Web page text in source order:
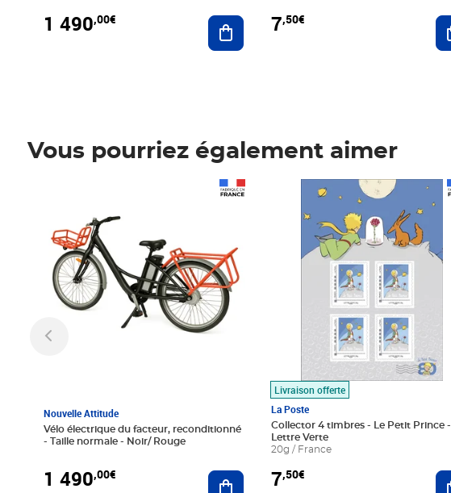
1 490,00€ Ajouter au panier
7,50€
Vous pourriez également aimer
Nouvelle Attitude
Vélo électrique du facteur, reconditionné
- Taille normale - Noir/ Rouge
1 490,00€ Ajouter au panier
Livraison offerte
La Poste
Collector 4 timbres - Le Petit Prince -
Lettre Verte
20g / France
7,50€
Prix 7,50€